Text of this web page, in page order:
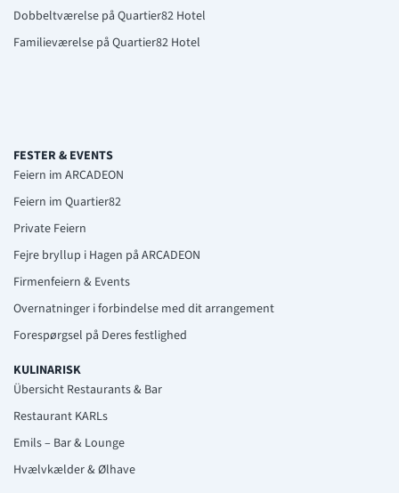
Dobbeltværelse på Quartier82 Hotel
Familieværelse på Quartier82 Hotel
FESTER & EVENTS
Feiern im ARCADEON
Feiern im Quartier82
Private Feiern
Fejre bryllup i Hagen på ARCADEON
Firmenfeiern & Events
Overnatninger i forbindelse med dit arrangement
Forespørgsel på Deres festlighed
KULINARISK
Übersicht Restaurants & Bar
Restaurant KARLs
Emils – Bar & Lounge
Hvælvkælder & Ølhave